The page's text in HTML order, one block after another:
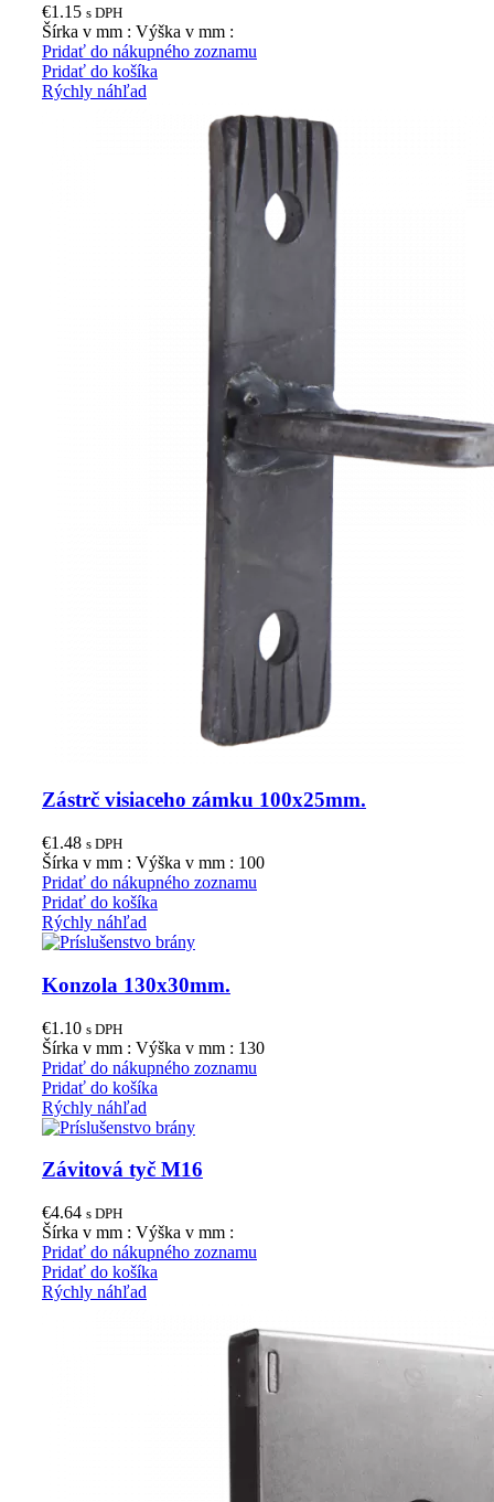
€1.15 s DPH
Šírka v mm : Výška v mm :
Pridať do nákupného zoznamu
Pridať do košíka
Rýchly náhľad
Zástrč visiaceho zámku 100x25mm.
€1.48 s DPH
Šírka v mm : Výška v mm : 100
Pridať do nákupného zoznamu
Pridať do košíka
Rýchly náhľad
Konzola 130x30mm.
€1.10 s DPH
Šírka v mm : Výška v mm : 130
Pridať do nákupného zoznamu
Pridať do košíka
Rýchly náhľad
Závitová tyč M16
€4.64 s DPH
Šírka v mm : Výška v mm :
Pridať do nákupného zoznamu
Pridať do košíka
Rýchly náhľad